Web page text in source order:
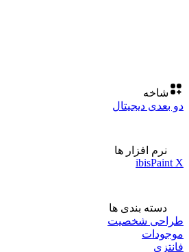
شاخه
دو بعدی دیجیتال
نرم افزار ها
ibisPaint X
دسته بندی ها
طراحی شخصیت
موجودات
فانتزی